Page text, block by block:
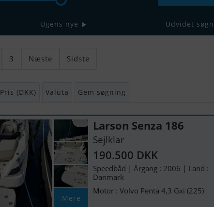
Ugens nye Udvidet
3 Næste Sidste
Pris (DKK) Valuta Gem søgning
Mere
Larson Senza 186
Sejlklar
190.500 DKK
Speedbåd | Årgang : 2006 | Land :
Danmark
Motor : Volvo Penta 4,3 Gxi (225)